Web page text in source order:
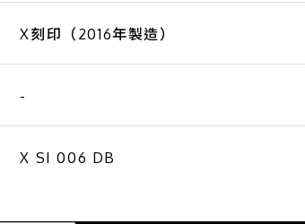
X刻印（2016年製造）
-
X SI 006 DB